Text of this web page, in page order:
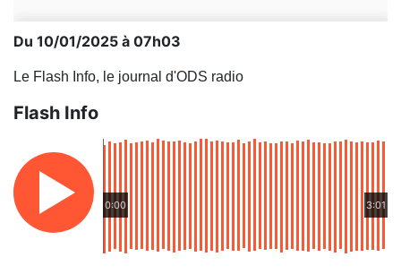
Du 10/01/2025 à 07h03
Le Flash Info, le journal d'ODS radio
Flash Info
0:00 3:01